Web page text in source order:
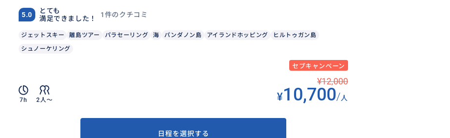
5.0
とても
満足できました！
1件のクチコミ
ジェットスキー 離島ツアー パラセーリング 海 パンダノン島 アイランドホッピング
ヒルトゥガン島
シュノーケリング
セブキャンペーン
7h 2人〜
¥12,000
¥10,700/人
日程を選択する